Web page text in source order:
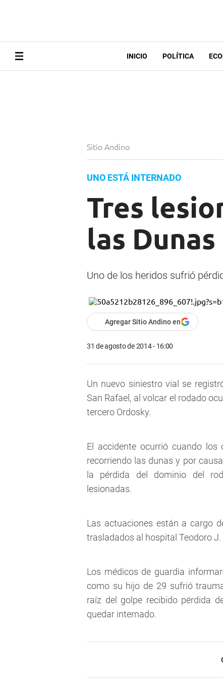
INICIO POLÍTICA
Sitio Andino
UNO ESTÁ INTERNADO
Tres
las
Uno de los heridos sufrió
Agregar Sitio Andino en
31 de agosto de 2014 - 16:00
Un nuevo siniestro vial se
San Rafael, al volcar el rodado
tercero Ordosky.
El accidente ocurrió cuando
recorriendo las dunas y por
la pérdida del dominio del
lesionadas.
Las actuaciones están a cargo
trasladados al hospital Teodoro
Los médicos de guardia
como su hijo de 29 sufrió
raíz del golpe recibido pérdida
quedar internado.